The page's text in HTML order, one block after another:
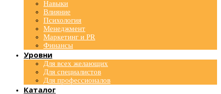
Навыки
Влияние
Психология
Менеджмент
Маркетинг и PR
Финансы
Уровни
Для всех желающих
Для специалистов
Для профессионалов
Каталог